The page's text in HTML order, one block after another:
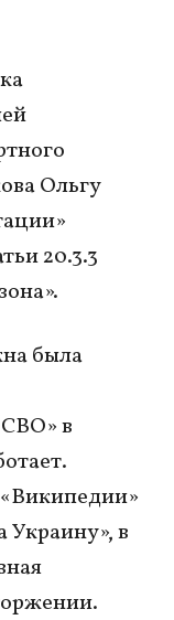
Ольгу
20.3.3
была
в
Украину», в